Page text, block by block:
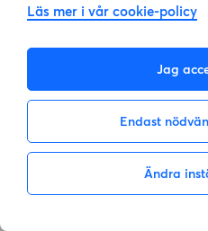
Läs mer i vår cookie-policy
Jag
Endast
Ändra